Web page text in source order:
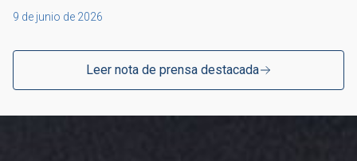
9 de junio de 2026
Leer nota de prensa destacada